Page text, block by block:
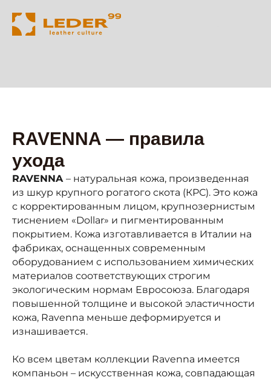
RAVENNA — правила
ухода
RAVENNA – натуральная кожа, произведенная
из шкур крупного рогатого скота (КРС). Это кожа
с корректированным лицом, крупнозернистым
тиснением «Dollar» и пигментированным
покрытием. Кожа изготавливается в Италии на
фабриках, оснащенных современным
оборудованием с использованием химических
материалов соответствующих строгим
экологическим нормам Евросоюза. Благодаря
повышенной толщине и высокой эластичности
кожа, Ravenna меньше деформируется и
изнашивается.
Ко всем цветам коллекции Ravenna имеется
компаньон – искусственная кожа, совпадающая